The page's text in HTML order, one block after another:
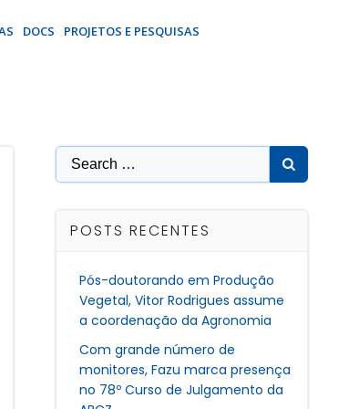
DOCS PROJETOS E PESQUISAS
Search
for:
POSTS RECENTES
Pós-doutorando em Produção
Vegetal, Vitor Rodrigues assume
a coordenação da Agronomia
Com grande número de
monitores, Fazu marca presença
no 78º Curso de Julgamento da